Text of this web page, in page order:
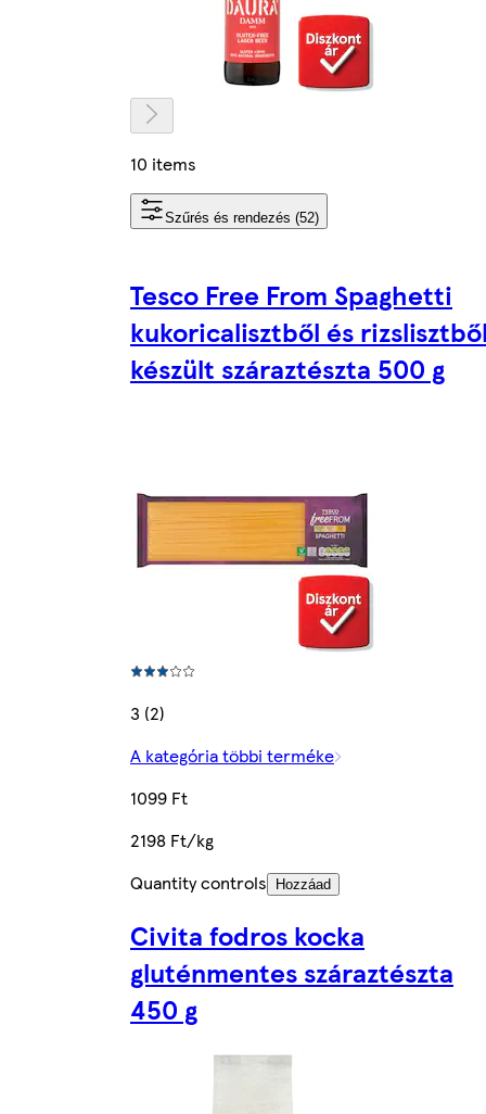
10 items
Szűrés és rendezés (52)
Tesco Free From Spaghetti
kukoricalisztből és
készült száraztészta 500 g
3 (2)
A kategória többi terméke
1099 Ft
2198 Ft/kg
Quantity controls
Hozzáad
Civita fodros kocka
gluténmentes száraztészta
450 g